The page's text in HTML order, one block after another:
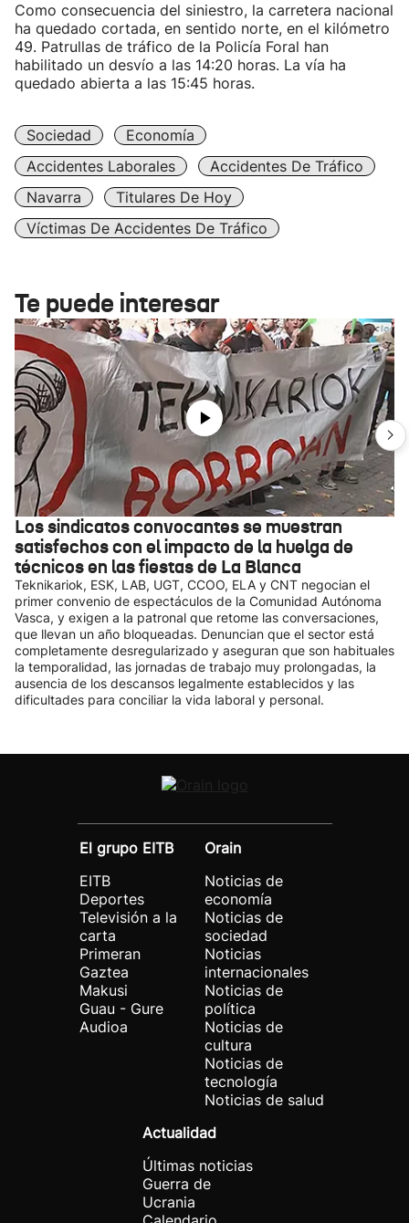
Como consecuencia del siniestro, la carretera nacional
ha quedado cortada, en sentido norte, en el kilómetro
49. Patrullas de tráfico de la Policía Foral han
habilitado un desvío a las 14:20 horas. La vía ha
quedado abierta a las 15:45 horas.
Sociedad
Economía
Accidentes Laborales
Accidentes De Tráfico
Navarra
Titulares De Hoy
Víctimas De Accidentes De Tráfico
Te puede interesar
Los sindicatos convocantes se muestran
satisfechos con el impacto de la huelga de
técnicos en las fiestas de La Blanca
Teknikariok, ESK, LAB, UGT, CCOO, ELA y CNT negocian el
primer convenio de espectáculos de la Comunidad Autónoma
Vasca, y exigen a la patronal que retome las conversaciones,
que llevan un año bloqueadas. Denuncian que el sector está
completamente desregularizado y aseguran que son habituales
la temporalidad, las jornadas de trabajo muy prolongadas, la
ausencia de los descansos legalmente establecidos y las
dificultades para conciliar la vida laboral y personal.
El grupo EITB
EITB
Deportes
Televisión a la
carta
Primeran
Gaztea
Makusi
Guau - Gure
Audioa
Orain
Noticias de
economía
Noticias de
sociedad
Noticias
internacionales
Noticias de
política
Noticias de
cultura
Noticias de
tecnología
Noticias de salud
Actualidad
Últimas noticias
Guerra de
Ucrania